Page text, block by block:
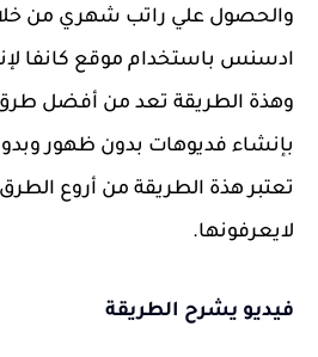
والحصول علي راتب شهري من
ادسنس باستخدام موقع كانفا
بإنشاء فديوهات بدون ظهور
تعتبر هذة الطريقة من أروع
لايعرفونها.
فيديو يشرح الطريقة